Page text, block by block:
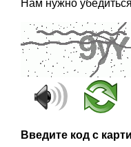
Нам нужно
Введите код с